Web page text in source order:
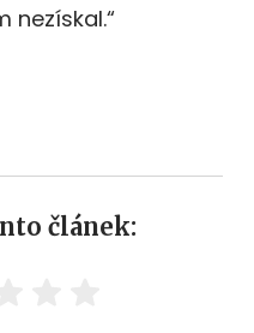
nezískal.“
článek: